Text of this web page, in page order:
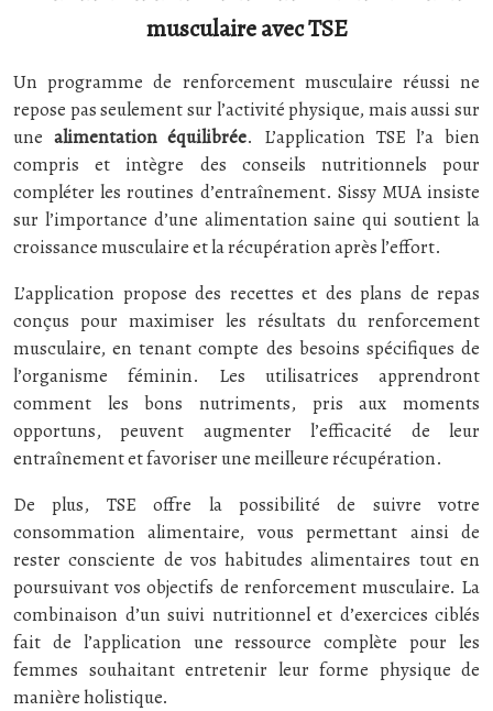
musculaire avec TSE
Un programme de renforcement musculaire réussi ne
repose pas seulement sur l’activité physique, mais aussi sur
une alimentation équilibrée. L’application TSE l’a bien
compris et intègre des conseils nutritionnels pour
compléter les routines d’entraînement. Sissy MUA insiste
sur l’importance d’une alimentation saine qui soutient la
croissance musculaire et la récupération après l’effort.
L’application propose des recettes et des plans de repas
conçus pour maximiser les résultats du renforcement
musculaire, en tenant compte des besoins spécifiques de
l’organisme féminin. Les utilisatrices apprendront
comment les bons nutriments, pris aux moments
opportuns, peuvent augmenter l’efficacité de leur
entraînement et favoriser une meilleure récupération.
De plus, TSE offre la possibilité de suivre votre
consommation alimentaire, vous permettant ainsi de
rester consciente de vos habitudes alimentaires tout en
poursuivant vos objectifs de renforcement musculaire. La
combinaison d’un suivi nutritionnel et d’exercices ciblés
fait de l’application une ressource complète pour les
femmes souhaitant entretenir leur forme physique de
manière holistique.